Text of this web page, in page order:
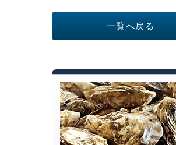
一覧へ戻る